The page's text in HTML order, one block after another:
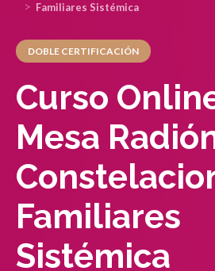
Familiares Sistémica
DOBLE CERTIFICACIÓN
Curso
Mesa
Familiares
Sistémica